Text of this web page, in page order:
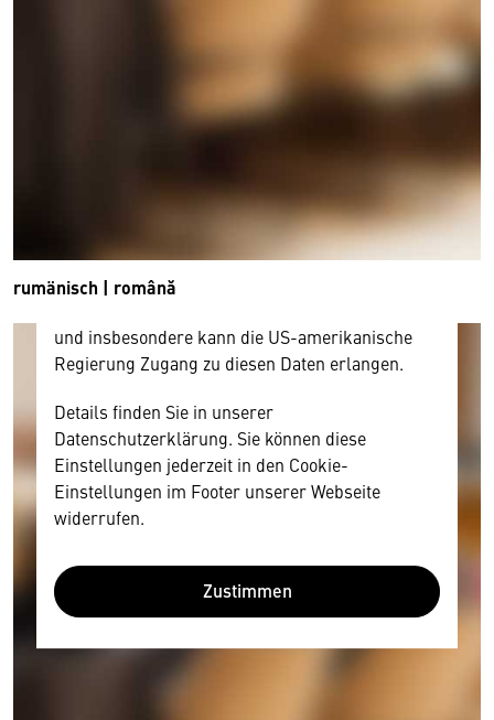
rumänisch | română
Wir benötigen Ihre Zustimmung
Hier würden wir Ihnen gerne einen externen
personenbezogene technische Daten zu Geräten
und Nutzerverhalten mitunter mit US-
amerikanischen Anbietern austauscht.
Diese Daten unterliegen keinem dem EU-
und insbesondere kann die US-amerikanische
Regierung Zugang zu diesen Daten erlangen.
Details finden Sie in unserer
Datenschutzerklärung. Sie können diese
Einstellungen jederzeit in den Cookie-
Einstellungen im Footer unserer Webseite
widerrufen.
Zustimmen